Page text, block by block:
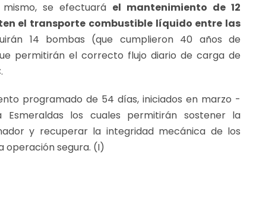
se efectuará el mantenimiento de 12
el transporte combustible líquido entre las
14 bombas (que cumplieron 40 años de
permitirán el correcto flujo diario de carga de
programado de 54 días, iniciados en marzo -
los cuales permitirán sostener la
y recuperar la integridad mecánica de los
operación segura. (I)